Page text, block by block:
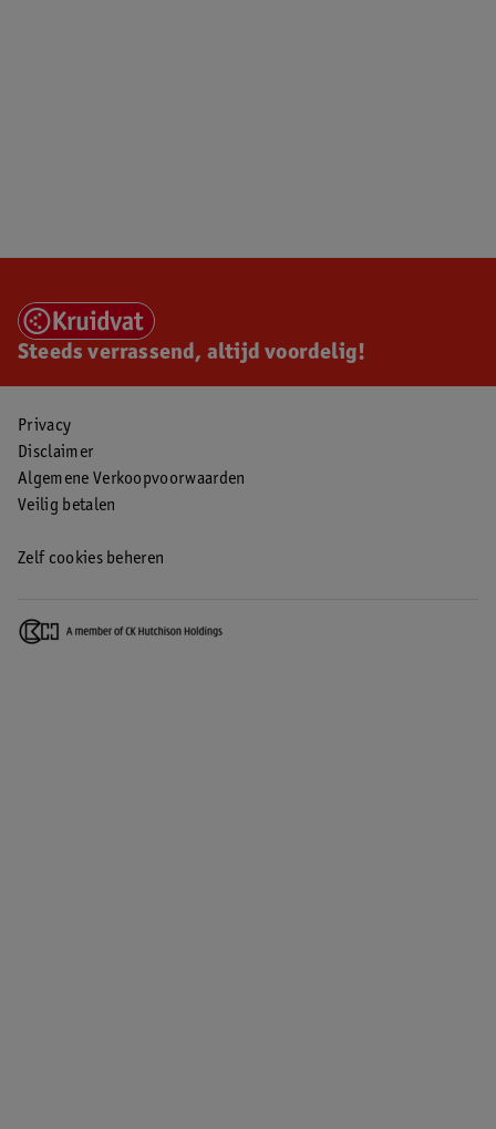
Steeds verrassend, altijd voordelig!
Privacy
Disclaimer
Algemene Verkoopvoorwaarden
Veilig betalen
Zelf cookies beheren